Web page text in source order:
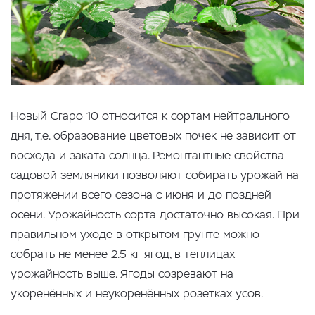
Новый Crapo 10 относится к сортам нейтрального
дня, т.е. образование цветовых почек не зависит от
восхода и заката солнца. Ремонтантные свойства
садовой земляники позволяют собирать урожай на
протяжении всего сезона с июня и до поздней
осени. Урожайность сорта достаточно высокая. При
правильном уходе в открытом грунте можно
собрать не менее 2.5 кг ягод, в теплицах
урожайность выше. Ягоды созревают на
укоренённых и неукоренённых розетках усов.